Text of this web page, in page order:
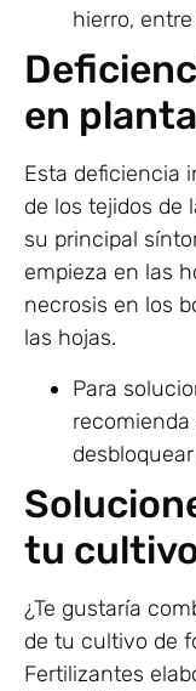
hierro,
en
Esta deficiencia
de los tejidos de
su principal
empieza en las
necrosis en los
las hojas.
Para
recomienda
tu
¿Te gustaría
de tu cultivo de
Fertilizantes